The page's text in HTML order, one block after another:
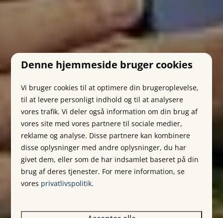
Denne hjemmeside bruger cookies
Vi bruger cookies til at optimere din brugeroplevelse,
til at levere personligt indhold og til at analysere
vores trafik. Vi deler også information om din brug af
vores site med vores partnere til sociale medier,
reklame og analyse. Disse partnere kan kombinere
disse oplysninger med andre oplysninger, du har
givet dem, eller som de har indsamlet baseret på din
brug af deres tjenester. For mere information, se
vores privatlivspolitik.